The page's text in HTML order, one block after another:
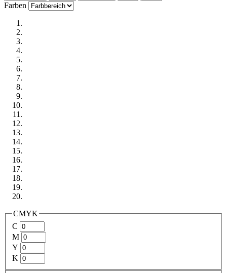
Farben
CMYK
C
M
Y
K